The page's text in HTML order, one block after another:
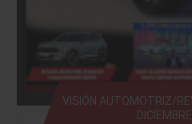
VISIÓN AUTOMOTRIZ/